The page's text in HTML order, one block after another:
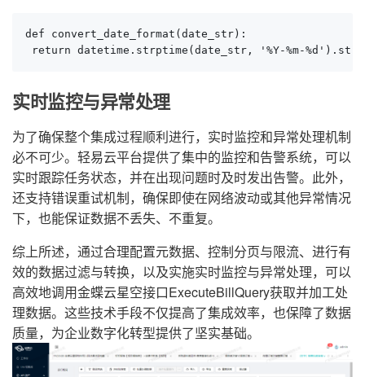
def convert_date_format(date_str):
return datetime.strptime(date_str, '%Y-%m-
实时监控与异常处理
为了确保整个集成过程顺利进行，实时监控和异常处理机制
必不可少。轻易云平台提供了集中的监控和告警系统，可以
实时跟踪任务状态，并在出现问题时及时发出告警。此外，
还支持错误重试机制，确保即使在网络波动或其他异常情况
下，也能保证数据不丢失、不重复。
综上所述，通过合理配置元数据、控制分页与限流、进行有
效的数据过滤与转换，以及实施实时监控与异常处理，可以
高效地调用金蝶云星空接口ExecuteBillQuery获取并加工处
理数据。这些技术手段不仅提高了集成效率，也保障了数据
质量，为企业数字化转型提供了坚实基础。